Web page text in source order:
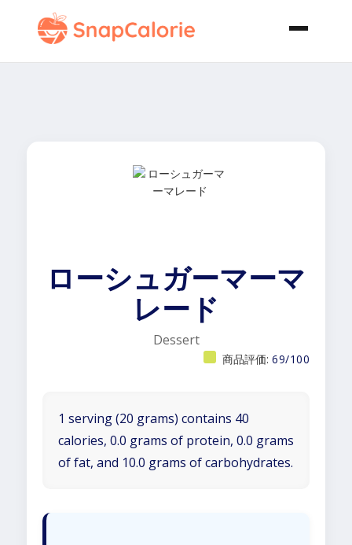
ローシュガーマーマ
レード
Dessert
商品評価: 69/100
1 serving (20 grams) contains 40
calories, 0.0 grams of protein, 0.0 grams
of fat, and 10.0 grams of carbohydrates.